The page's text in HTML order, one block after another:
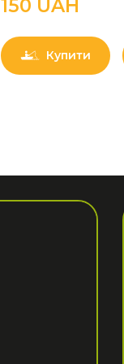
150 UAН
Купити